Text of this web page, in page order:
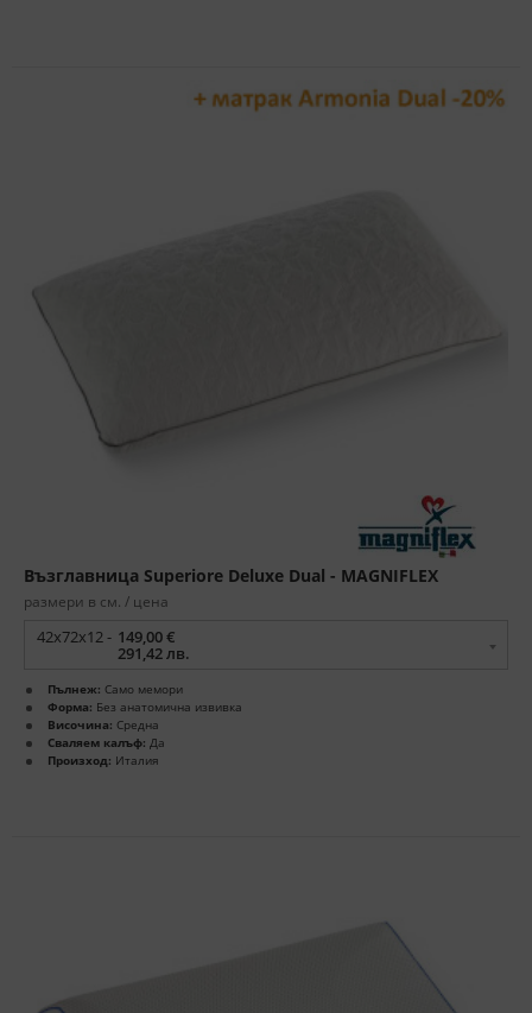
Възглавница Superiore Deluxe Dual - MAGNIFLEX
размери в см. / цена
42х72х12 - 149,00 €
291,42 лв.
Пълнеж: Само мемори
Форма: Без анатомична извивка
Височина: Средна
Сваляем калъф: Да
Произход: Италия